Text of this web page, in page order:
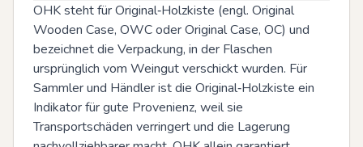
OHK steht für Original‑Holzkiste (engl. Original
Wooden Case, OWC oder Original Case, OC) und
bezeichnet die Verpackung, in der Flaschen
ursprünglich vom Weingut verschickt wurden. Für
Sammler und Händler ist die Original‑Holzkiste ein
Indikator für gute Provenienz, weil sie
Transportschäden verringert und die Lagerung